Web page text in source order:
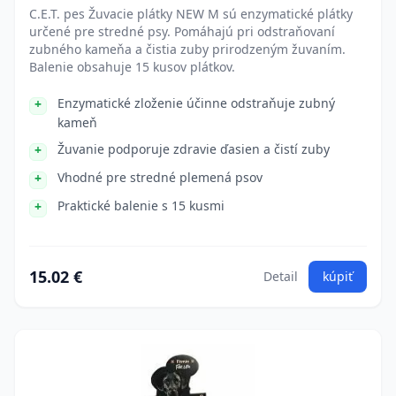
C.E.T. pes Žuvacie plátky NEW M sú enzymatické plátky
určené pre stredné psy. Pomáhajú pri odstraňovaní
zubného kameňa a čistia zuby prirodzeným žuvaním.
Balenie obsahuje 15 kusov plátkov.
Enzymatické zloženie účinne odstraňuje zubný
kameň
Žuvanie podporuje zdravie ďasien a čistí zuby
Vhodné pre stredné plemená psov
Praktické balenie s 15 kusmi
15.02 € Detail kúpiť